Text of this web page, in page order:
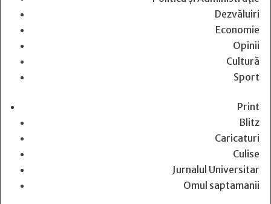
Dezvăluiri
Economie
Opinii
Cultură
Sport
Print
Blitz
Caricaturi
Culise
Jurnalul Universitar
Omul saptamanii